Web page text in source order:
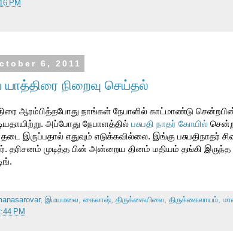
PM
6, 2011
யாத்திரை நிறைவு செய்தல்
ஆரம்பித்தபோது நாங்கள் நேபாளில் காட்மாண்டு
அப்போது நேபாளத்தில் பசுபதி நாதர் கோயில்
இருப்பதால் எதுவும் எடுக்கவில்லை. இங்கு பசுபதிநாதர்
தரிசனம் முடித்த பின் அன்றைய தினம் மதியம் தங்கி
, இமயமலை, கைலாஷ், திருக்கையிலை, திருக்கைலாயம்,
PM